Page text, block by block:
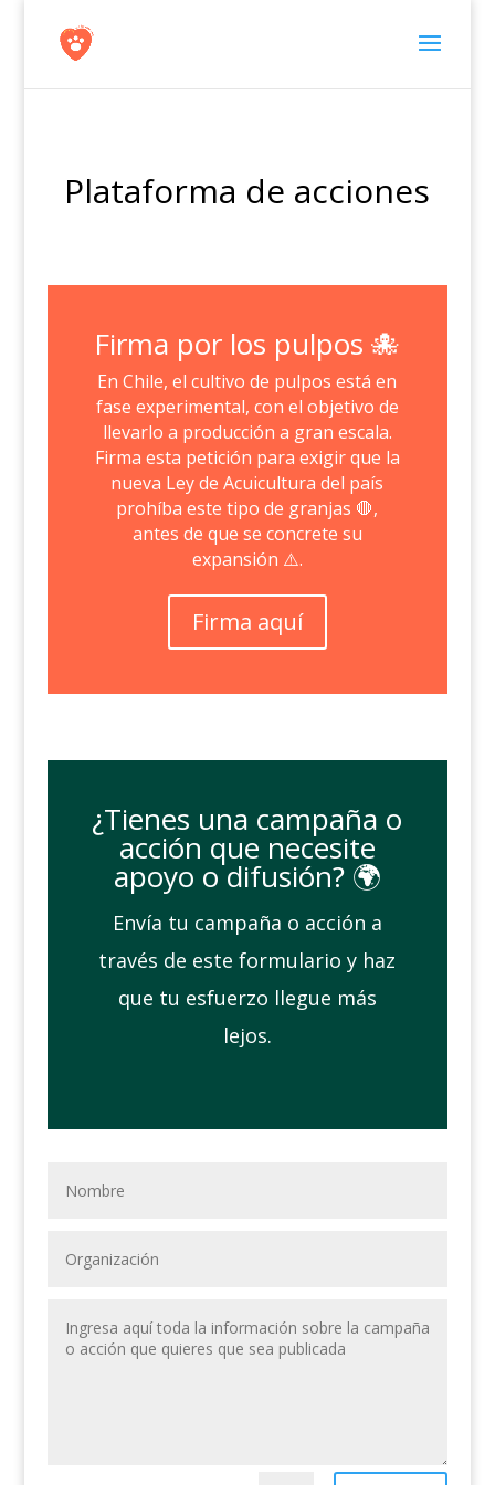
Plataforma de acciones
Firma por los pulpos 🐙
En Chile, el cultivo de pulpos está en
fase experimental, con el objetivo de
llevarlo a producción a gran escala.
Firma esta petición para exigir que la
nueva Ley de Acuicultura del país
prohíba este tipo de granjas 🛑,
antes de que se concrete su
expansión ⚠️.
Firma aquí
¿Tienes una campaña o
acción que necesite
apoyo o difusión? 🌍
Envía tu campaña o acción a
través de este formulario y haz
que tu esfuerzo llegue más
lejos.